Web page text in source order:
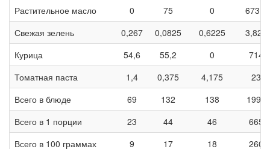
Растительное масло
0 75 0
673,5
Свежая зелень
0,267 0,0825 0,6225
3,825
Курица
54,6 55,2 0
714
Томатная паста
1,4 0,375 4,175
23
Всего в блюде
69 132 138
1997
Всего в 1 порции
23 44 46
665
Всего в 100 граммах
9 17 18 260